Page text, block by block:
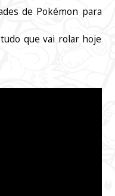
de Pokémon para
que vai rolar hoje